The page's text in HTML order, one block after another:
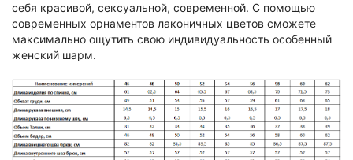
себя красивой, сексуальной, современной. С помощью
современных орнаментов лаконичных цветов сможете
максимально ощутить свою индивидуальность особенный
женский шарм.